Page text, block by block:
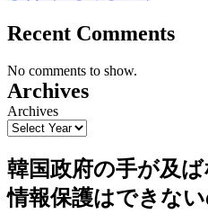
Recent Comments
No comments to show.
Archives
Archives
韓国政府の手が及
情報保護はできな